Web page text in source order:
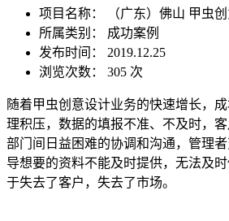
项目名称：
（广东）佛山 甲虫
所属类别： 成功案例
发布时间： 2019.12.25
浏览次数： 305 次
随着甲虫创意设计业务的快速增长，
理积压，数据的填报不准、不及时，客
部门间日益困难的协调和沟通，管理
导想要的资料不能及时提供，无法及
于失去了客户，失去了市场。